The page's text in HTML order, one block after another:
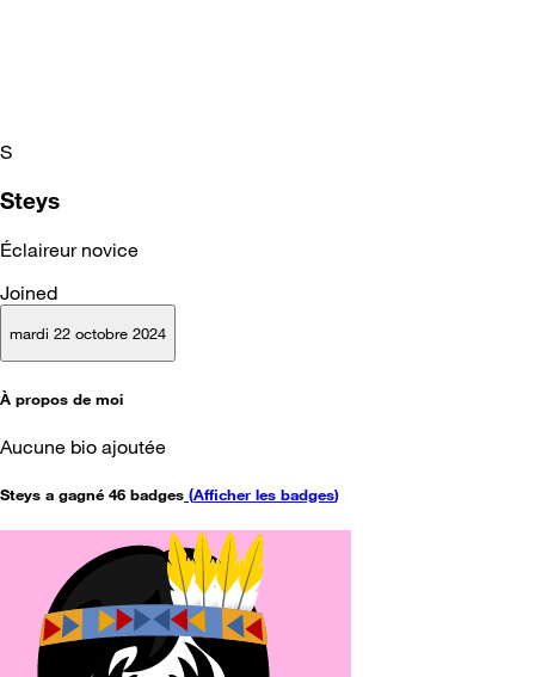
S
Steys
Éclaireur novice
Joined
mardi 22 octobre 2024
À propos de moi
Aucune bio ajoutée
Steys a gagné 46 badges (Afficher les badges)